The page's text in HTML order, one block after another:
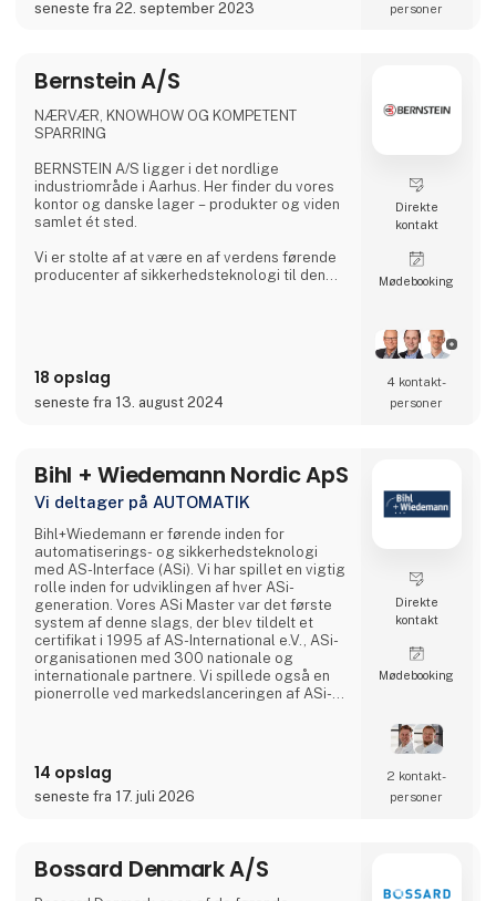
sidste fire årtier har virksomheden
seneste fra 22. september 2023
personer
Bernstein A/S
NÆRVÆR, KNOWHOW OG KOMPETENT
SPARRING
BERNSTEIN A/S ligger i det nordlige
industriområde i Aarhus. Her finder du vores
kontor og danske lager – produkter og viden
samlet ét sted.
Vi er stolte af at være en af verdens førende
producenter af sikkerhedsteknologi til den
agenturvarer, der supplerer BERNSTEINs
ellers store produktprogram. Alt sammen
vore
18 opslag
seneste fra 13. august 2024
Direkte
kontakt
Møde­booking
4 kontakt­
personer
Bihl + Wiedemann Nordic ApS
Vi deltager på AUTOMATIK
Bihl+Wiedemann er førende inden for
automatiserings- og sikkerhedsteknologi
med AS-Interface (ASi). Vi har spillet en vigtig
rolle inden for udviklingen af hver ASi-
generation. Vores ASi Master var det første
system af denne slags, der blev tildelt et
certifikat i 1995 af AS-International e.V., ASi-
organisationen med 300 nationale og
internationale partnere. Vi spillede også en
pionerrolle ved markedslanceringen af ASi-5-
har eksempelvis vores ASi-5-moduler
muliggjort simpel og nem tilslutning af en
lang række IO-Link-enh
14 opslag
seneste fra 17. juli 2026
Direkte
kontakt
Møde­booking
2 kontakt­
personer
Bossard Denmark A/S